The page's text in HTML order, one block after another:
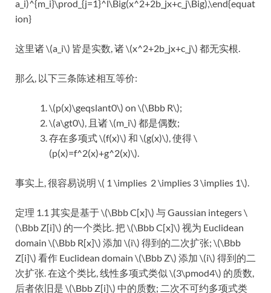
a_i)^{m_i}\prod_{j=1}^l\Big(x^2+2b_jx+c_j\Big),\end{equat
ion}
这里诸 \(a_i\) 皆是实数, 诸 \(x^2+2b_jx+c_j\) 都无实根.
那么, 以下三条陈述相互等价:
\(p(x)\geqslant0\) on \(\Bbb R\);
\(a\gt0\), 且诸 \(m_i\) 都是偶数;
存在多项式 \(f(x)\) 和 \(g(x)\), 使得 \
(p(x)=f^2(x)+g^2(x)\).
事实上, 很容易说明 \( 1 \implies 2 \implies 3 \implies 1\).
定理 1.1 其实是基于 \(\Bbb C[x]\) 与 Gaussian integers \
(\Bbb Z[i]\) 的一个类比. 把 \(\Bbb C[x]\) 视为 Euclidean
domain \(\Bbb R[x]\) 添加 \(i\) 得到的二次扩张; \(\Bbb
Z[i]\) 看作 Euclidean domain \(\Bbb Z\) 添加 \(i\) 得到的二
次扩张. 在这个类比, 线性多项式类似 \(3\pmod4\) 的质数,
后者依旧是 \(\Bbb Z[i]\) 中的质数; 二次不可约多项式类